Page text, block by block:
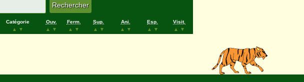
Catégorie
▲
▼
Ouv.
▲
▼
Ferm.
▲
▼
Sup.
▲
▼
Ani.
▲
▼
Esp.
▲
▼
Visit.
▲
▼